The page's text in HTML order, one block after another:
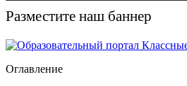
Разместите наш баннер
Оглавление